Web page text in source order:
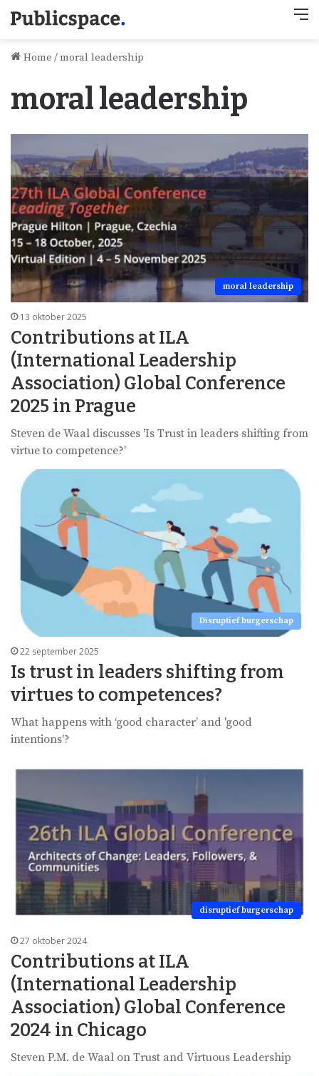
Home /moral leadership
moral leadership
moral leadership
13 oktober 2025
Contributions at ILA
(International Leadership
Association) Global Conference
2025 in Prague
Steven de Waal discusses 'Is Trust in leaders shifting from
virtue to competence?'
Disruptief burgerschap
22 september 2025
Is trust in leaders shifting from
virtues to competences?
What happens with ‘good character’ and 'good
intentions'?
disruptief burgerschap
27 oktober 2024
Contributions at ILA
(International Leadership
Association) Global Conference
2024 in Chicago
Steven P.M. de Waal on Trust and Virtuous Leadership